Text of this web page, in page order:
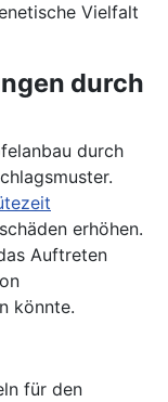
Vielfalt
durch
durch
erhöhen.
Auftreten
könnte.
für den